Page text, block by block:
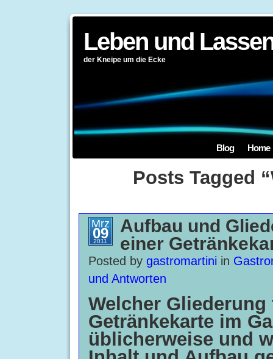
Leben und
der Kneipe um die Ecke
Blog Home
Posts Tagged
Mrz
09
2011
Aufbau und
einer
Posted by gastromartini in
und Antworten
Welcher
Getränkekarte im
üblicherweise und